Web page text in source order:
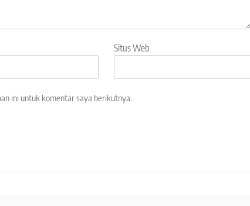
Situs Web
ini untuk komentar saya berikutnya.